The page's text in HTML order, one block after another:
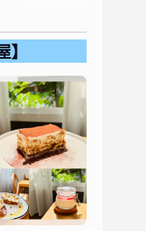
】